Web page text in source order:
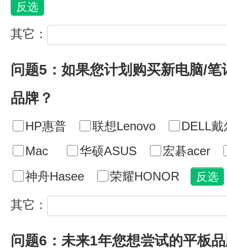
其它：
问题5：如果您计划购买新电脑/
品牌？
HP惠普 联想Lenovo
DELL戴
Mac
华硕ASUS
宏碁acer
神舟Hasee
荣耀HONOR
其它：
问题6：未来1年您想尝试的平板